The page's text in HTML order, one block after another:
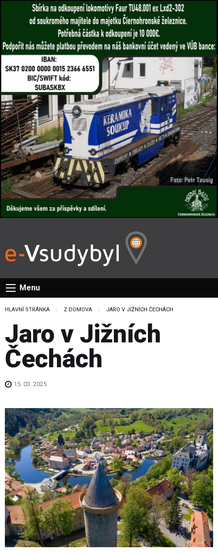
Menu
HLAVNÍ STRÁNKA Z DOMOVA CURRENT:
JARO V JIŽNÍCH ČECHÁCH
Jaro v Jižních
Čechách
15. 03. 2025